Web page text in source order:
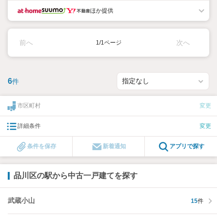
ほか提供
前へ 1/1ページ 次へ
6件
市区町村 変更
詳細条件 変更
条件を保存 新着通知 アプリで探す
品川区の駅から中古一戸建てを探す
武蔵小山 15件